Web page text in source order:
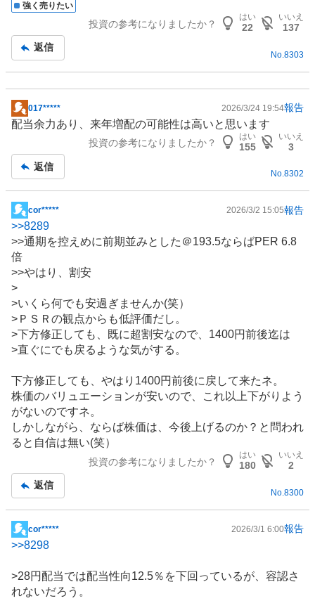
強く売りたい
投資の参考になりましたか？
はい
22
いいえ
137
返信
No. 8303
掲
示
事
017***** 2026/3/24 19:54報告
配当余力あり、来年増配の可能性は高いと思います
投資の参考になりましたか？
はい
155
いいえ
3
返信
No.8302
掲
示
板
記
事
cor***** 2026/3/2 15:05報告
>>8289
>>通期を控えめに前期並みとした＠193.5ならばPER 6.8
倍
>>やはり、割安
>
>いくら何でも安過ぎませんか(笑）
>ＰＳＲの観点からも低評価だし。
>下方修正しても、既に超割安なので、1400円前後迄は
>直ぐにでも戻るような気がする。
下方修正しても、やはり1400円前後に戻して来たネ。
株価のバリュエーションが安いので、これ以上下がりよう
がないのですネ。
しかしながら、ならば株価は、今後上げるのか？と問われ
ると自信は無い(笑）
投資の参考になりましたか？
はい
180
いいえ
2
返信
No. 8300
掲
示
記
事
cor***** 2026/3/1 6:00報告
>>8298
>28円配当では配当性向12.5％を下回っているが、容認さ
れないだろう。